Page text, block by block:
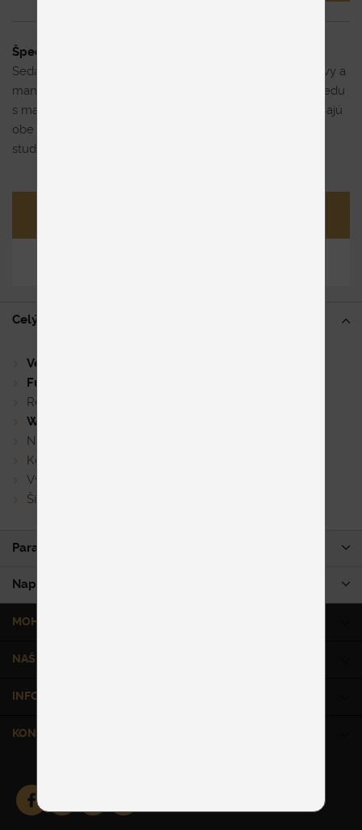
Špecifikácia uvedenej ceny
Sedacia súprava s výškovo nastaviteľnými opierkami hlavy a
manuálnym prehĺbením sedu. Zostava pozostáva z 2,5 sedu
s manuálnym nastavením hĺbky sedu a 2 sedu, chrbát majú
obe časti očalúnený v koži. Výplň v sedákoch je kvalitná
studená pena. Nohy sú kovové, výška sedu je 45 cm.
Celý popis
Veľký výber komponentov
Funkcia prehĺbenia
Relaxačná funkcia v rohovom elemente
Wall free funkcia
Nastavenie
Kontrastné šitie
Výber komfortu sedenia
Široká ponuka látok a koží
Parametre produktu
Napíšte nám
MOHLO BY VÁS ZAUJÍMAŤ
NAŠE SLUŽBY
INFORMÁCIE
KONTAKT